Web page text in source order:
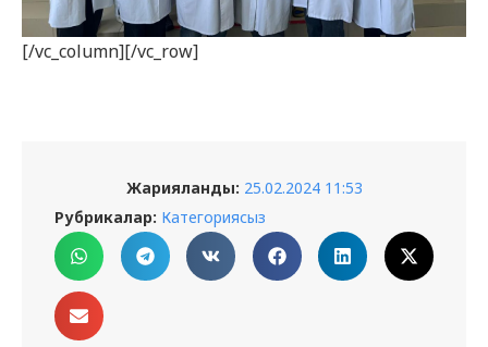
[/vc_column][/vc_row]
Жарияланды: 25.02.2024 11:53
Рубрикалар: Категориясыз